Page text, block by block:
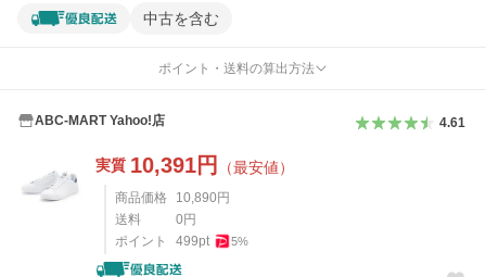
中古を含む
ポイント・送料の算出方法
ABC-MART Yahoo!店 4.61
実質 10,391円 （最安値）
商品価格 10,890 円
送料
0 円
ポイント
499pt 5%